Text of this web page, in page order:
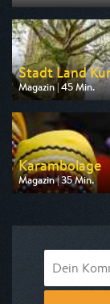
Ausgestrahlt von
am 09.08.2026,
Stadt Land
Magazin | 45 Min.
Ausgestrahlt von
am 06.08.2026,
Karambolage
Magazin | 35 Min.
Ausgestrahlt von